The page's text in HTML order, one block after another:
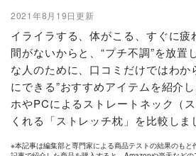
2021年8月19日更新
イライラする、体がこる、すぐに
間がないからと、“プチ不調”を放置
な人のために、口コミだけではわか
にできる”おすすめアイテムを紹介
ホやPCによるストレートネック（
くれる「ストレッチ枕」を比較しま
※本記事は編集部と専門家による商品テストの結果のもと